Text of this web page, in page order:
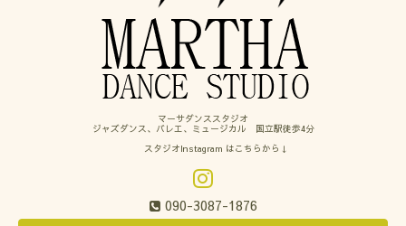
マーサダンススタジオ
ジャズダンス、バレエ、ミュージカル 国立駅徒歩4分
スタジオInstagram はこちらから↓
090-3087-1876